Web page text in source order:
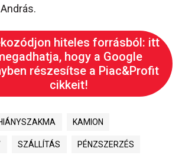
hiteles forrásból: itt
hogy a Google
részesítse a Piac&Profit
cikkeit!
KAMION
SZÁLLÍTÁS PÉNZSZERZÉS